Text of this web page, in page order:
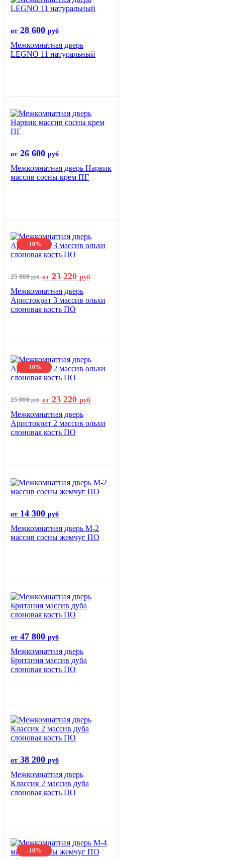
от 28 600 руб
Межкомнатная дверь
LEGNO 11 натуральный
от 26 600 руб
Межкомнатная дверь Нарвик
массив сосны крем ПГ
-10%
25 800руб от 23 220 руб
Межкомнатная дверь
Аристократ 3 массив ольхи
слоновая кость ПО
-10%
25 800руб от 23 220 руб
Межкомнатная дверь
Аристократ 2 массив ольхи
слоновая кость ПО
от 14 300 руб
Межкомнатная дверь М-2
массив сосны жемчуг ПО
от 47 800 руб
Межкомнатная дверь
Британия массив дуба
слоновая кость ПО
от 38 200 руб
Межкомнатная дверь
Классик 2 массив дуба
слоновая кость ПО
-10%